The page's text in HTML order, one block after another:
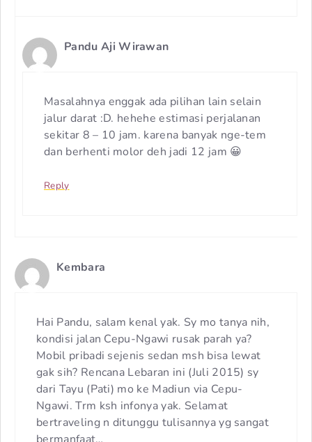
Pandu Aji Wirawan
Masalahnya enggak ada pilihan lain selain
jalur darat :D. hehehe estimasi perjalanan
sekitar 8 – 10 jam. karena banyak nge-tem
dan berhenti molor deh jadi 12 jam 😀
Reply
Kembara
Hai Pandu, salam kenal yak. Sy mo tanya nih,
kondisi jalan Cepu-Ngawi rusak parah ya?
Mobil pribadi sejenis sedan msh bisa lewat
gak sih? Rencana Lebaran ini (Juli 2015) sy
dari Tayu (Pati) mo ke Madiun via Cepu-
Ngawi. Trm ksh infonya yak. Selamat
bertraveling n ditunggu tulisannya yg sangat